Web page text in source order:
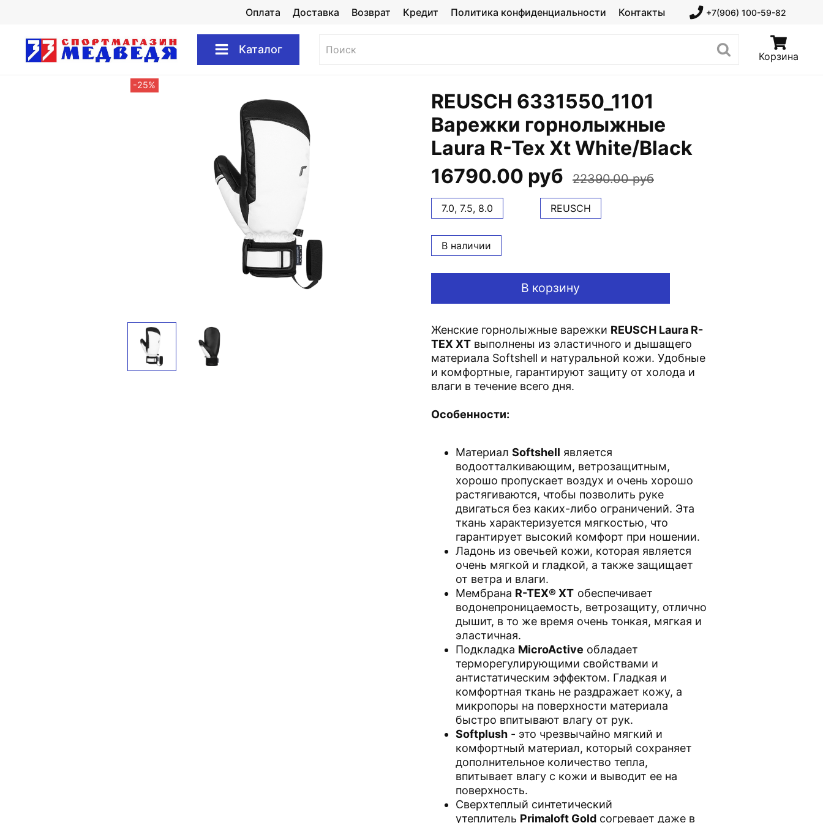
Оплата Доставка Возврат Кредит Политика конфиденциальности Контакты +7(906) 100-59-82
Каталог
Корзина
-25%
REUSCH 6331550_1101
Варежки горнолыжные
Laura R-Tex Xt White/Black
16790.00 руб
22390.00 руб
В корзину
7.0, 7.5, 8.0 REUSCH
В наличии
Женские горнолыжные варежки REUSCH Laura R-
TEX XT выполнены из эластичного и дышащего
материала Softshell и натуральной кожи. Удобные
и комфортные, гарантируют защиту от холода и
влаги в течение всего дня.
Особенности:
Материал Softshell является
водоотталкивающим, ветрозащитным,
хорошо пропускает воздух и очень хорошо
растягиваются, чтобы позволить руке
двигаться без каких-либо ограничений. Эта
ткань характеризуется мягкостью, что
гарантирует высокий комфорт при ношении.
Ладонь из овечьей кожи, которая является
очень мягкой и гладкой, а также защищает
от ветра и влаги.
Мембрана R-TEX® XT обеспечивает
водонепроницаемость, ветрозащиту, отлично
дышит, в то же время очень тонкая, мягкая и
эластичная.
Подкладка MicroActive обладает
терморегулирующими свойствами и
антистатическим эффектом. Гладкая и
комфортная ткань не раздражает кожу, а
микропоры на поверхности материала
быстро впитывают влагу от рук.
Softplush - это чрезвычайно мягкий и
комфортный материал, который сохраняет
дополнительное количество тепла,
впитывает влагу с кожи и выводит ее на
поверхность.
Сверхтеплый синтетический
утеплитель Primaloft Gold согревает даже в